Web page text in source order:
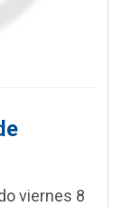
viernes 8